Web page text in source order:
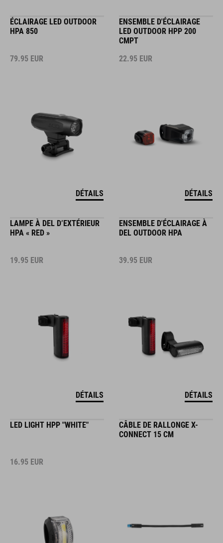
ÉCLAIRAGE LED OUTDOOR
HPA 850
79.95 EUR
DÉTAILS
ENSEMBLE D'ÉCLAIRAGE
LED OUTDOOR HPP 200
CMPT
22.95 EUR
DÉTAILS
LAMPE À DEL D’EXTÉRIEUR
HPA « RED »
19.95 EUR
DÉTAILS
ENSEMBLE D'ÉCLAIRAGE À
DEL OUTDOOR HPA
39.95 EUR
DÉTAILS
LED LIGHT HPP "WHITE"
16.95 EUR
CÂBLE DE RALLONGE X-
CONNECT 15 CM